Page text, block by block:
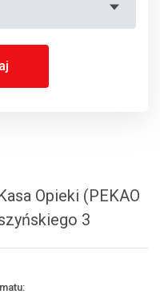
Opieki (PEKAO
3